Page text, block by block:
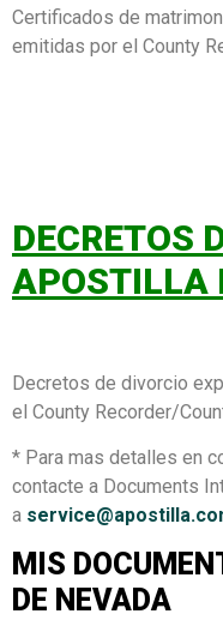
Certificados de
emitidas por el County
DECRETOS
APOSTILLA
Decretos de divorcio
el County Recorder/
* Para mas detalles en
contacte a Documents
a
MIS
DE NEVADA